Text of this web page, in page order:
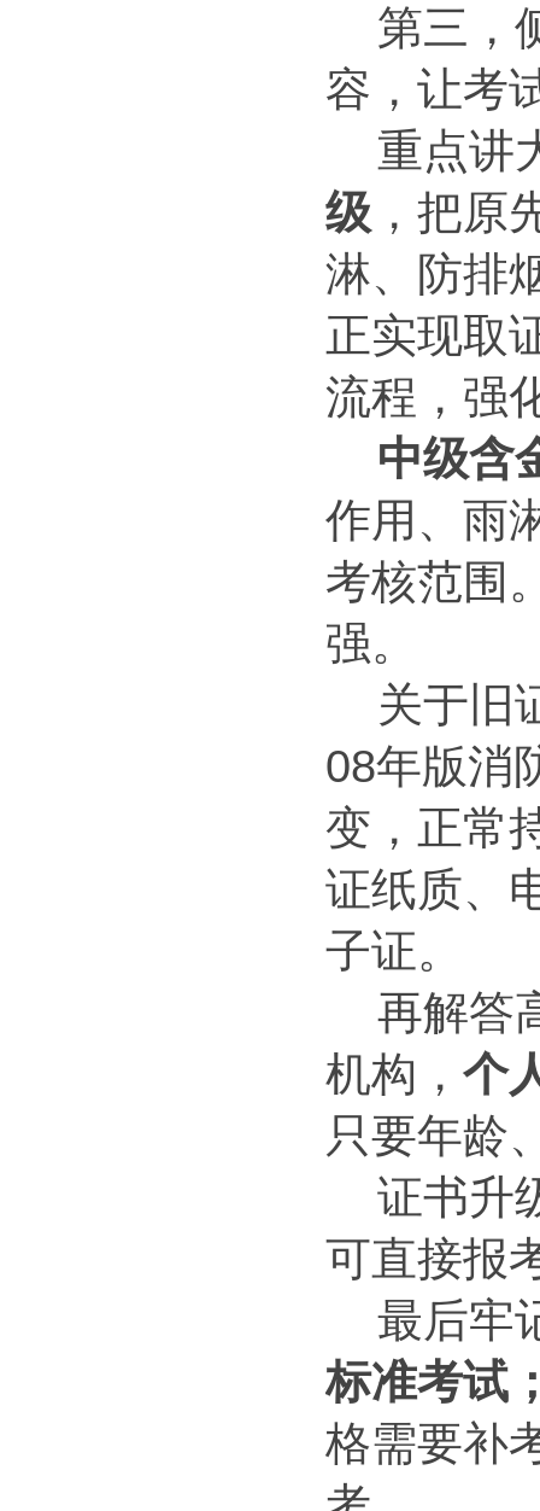
第三，
容，让考
重点讲
级 ，把原
淋、防排
正实现取
流程，强
中级含
作用、雨
考核范围
强。
关于旧
08年版消
变，正常
证纸质、
子证。
再解答
机构， 个
只要年龄
证书升
可直接报
最后牢
标准考试
格需要补